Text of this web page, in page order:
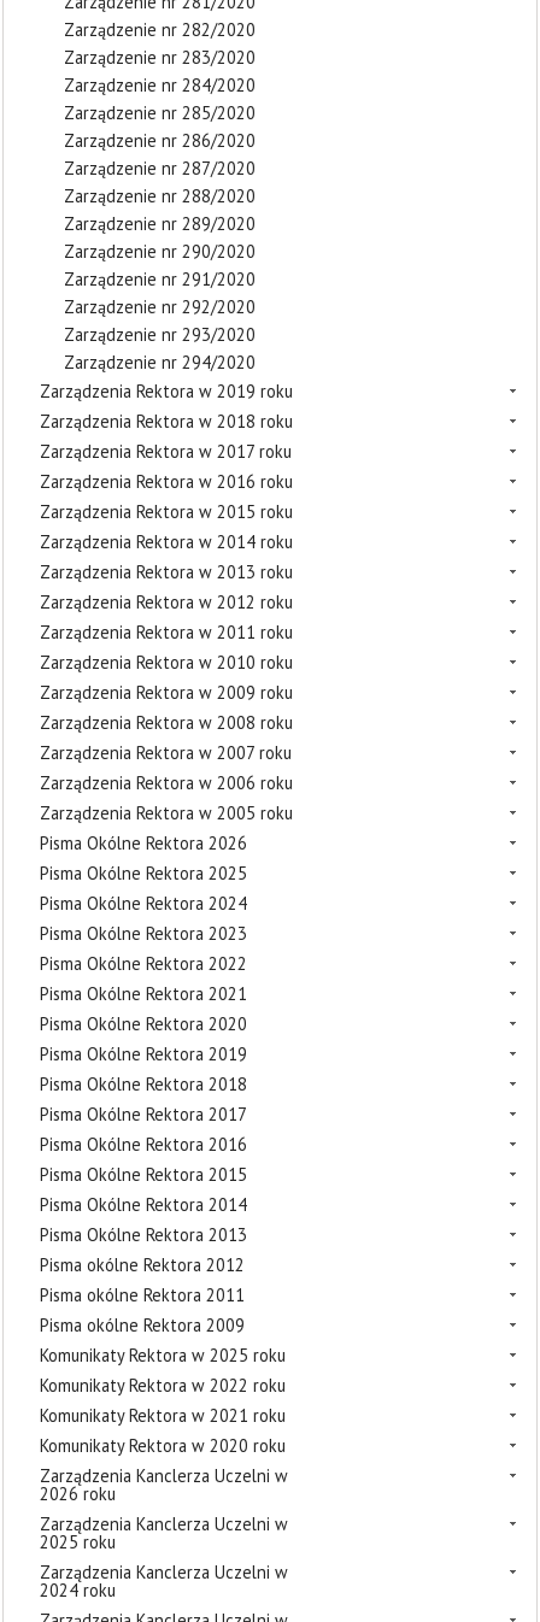
Zarządzenie nr 282/2020
Zarządzenie nr 283/2020
Zarządzenie nr 284/2020
Zarządzenie nr 285/2020
Zarządzenie nr 286/2020
Zarządzenie nr 287/2020
Zarządzenie nr 288/2020
Zarządzenie nr 289/2020
Zarządzenie nr 290/2020
Zarządzenie nr 291/2020
Zarządzenie nr 292/2020
Zarządzenie nr 293/2020
Zarządzenie nr 294/2020
Zarządzenia Rektora w 2019 roku
Zarządzenia Rektora w 2018 roku
Zarządzenia Rektora w 2017 roku
Zarządzenia Rektora w 2016 roku
Zarządzenia Rektora w 2015 roku
Zarządzenia Rektora w 2014 roku
Zarządzenia Rektora w 2013 roku
Zarządzenia Rektora w 2012 roku
Zarządzenia Rektora w 2011 roku
Zarządzenia Rektora w 2010 roku
Zarządzenia Rektora w 2009 roku
Zarządzenia Rektora w 2008 roku
Zarządzenia Rektora w 2007 roku
Zarządzenia Rektora w 2006 roku
Zarządzenia Rektora w 2005 roku
Pisma Okólne Rektora 2026
Pisma Okólne Rektora 2025
Pisma Okólne Rektora 2024
Pisma Okólne Rektora 2023
Pisma Okólne Rektora 2022
Pisma Okólne Rektora 2021
Pisma Okólne Rektora 2020
Pisma Okólne Rektora 2019
Pisma Okólne Rektora 2018
Pisma Okólne Rektora 2017
Pisma Okólne Rektora 2016
Pisma Okólne Rektora 2015
Pisma Okólne Rektora 2014
Pisma Okólne Rektora 2013
Pisma okólne Rektora 2012
Pisma okólne Rektora 2011
Pisma okólne Rektora 2009
Komunikaty Rektora w 2025 roku
Komunikaty Rektora w 2022 roku
Komunikaty Rektora w 2021 roku
Komunikaty Rektora w 2020 roku
Zarządzenia Kanclerza Uczelni w
2026 roku
Zarządzenia Kanclerza Uczelni w
2025 roku
Zarządzenia Kanclerza Uczelni w
2024 roku